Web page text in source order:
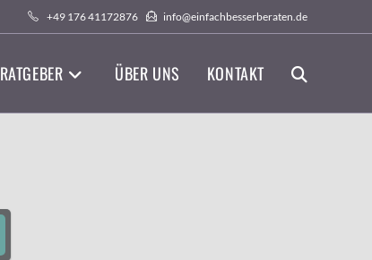
+49 176 41172876 info@einfachbesserberaten.de
RATGEBER ÜBER UNS KONTAKT WEBSITE-